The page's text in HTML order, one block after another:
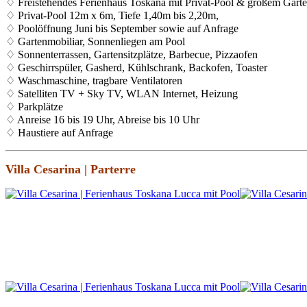
♢ Privat-Pool 12m x 6m, Tiefe 1,40m bis 2,20m,
♢ Poolöffnung Juni bis September sowie auf Anfrage
♢ Gartenmobiliar, Sonnenliegen am Pool
♢ Sonnenterrassen, Gartensitzplätze, Barbecue, Pizzaofen
♢ Geschirrspüler, Gasherd, Kühlschrank, Backofen, Toaster
♢ Waschmaschine, tragbare Ventilatoren
♢ Satelliten TV + Sky TV, WLAN Internet, Heizung
♢ Parkplätze
♢ Anreise 16 bis 19 Uhr, Abreise bis 10 Uhr
♢ Haustiere auf Anfrage
Villa Cesarina | Parterre